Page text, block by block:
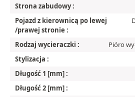
Strona zabudowy :
Pojazd z kierownicą po lewej
/prawej stronie :
Rodzaj wycieraczki :
Pióro
Stylizacja :
Długość 1 [mm] :
Długość 2 [mm] :